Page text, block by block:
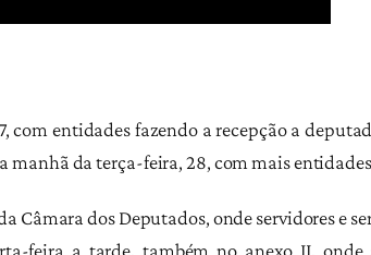
entidades fazendo a recepção a
da terça-feira, 28, com mais
Câmara dos Deputados, onde servidores e